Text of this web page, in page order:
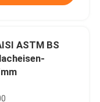
ASTM BS